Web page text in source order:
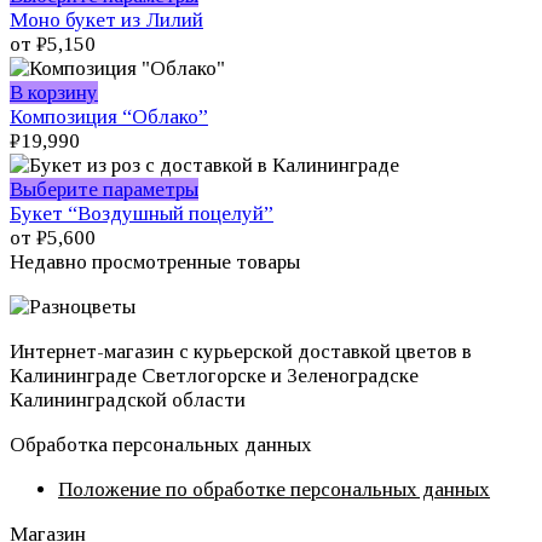
товар
несколько
Опции
выбрать
на
странице
Моно букет из Лилий
от ₽5,150
В корзину
Композиция “Облако”
₽19,990
Выберите параметрыЭтот
товар
несколько
выбрать
на
странице
Букет “Воздушный поцелуй”
от ₽5,600
Недавно просмотренные товары
Интернет-магазин с курьерской доставкой цветов в
Калининграде Светлогорске и Зеленоградске
Калининградской области
Обработка персональных данных
Положение по обработке персональных данных
Магазин